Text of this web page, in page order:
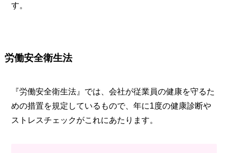
す。
労働安全衛生法
『労働安全衛生法』では、会社が従業員の健康を守るた
めの措置を規定しているもので、年に1度の健康診断や
ストレスチェックがこれにあたります。